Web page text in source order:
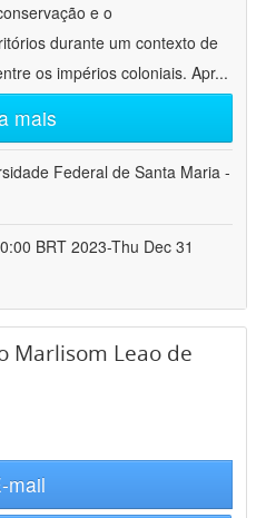
e o
durante um contexto de
os impérios coloniais. Apr...
mais
Federal de Santa Maria -
BRT 2023-Thu Dec 31
Marlisom Leao de
mail